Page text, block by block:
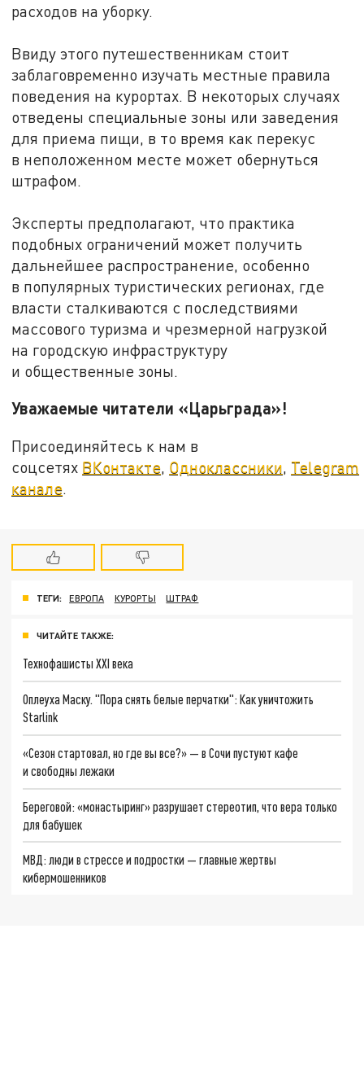
расходов на уборку.
Ввиду этого путешественникам стоит
заблаговременно изучать местные правила
поведения на курортах. В некоторых случаях
отведены специальные зоны или заведения
для приема пищи, в то время как перекус
в неположенном месте может обернуться
штрафом.
Эксперты предполагают, что практика
подобных ограничений может получить
дальнейшее распространение, особенно
в популярных туристических регионах, где
власти сталкиваются с последствиями
массового туризма и чрезмерной нагрузкой
на городскую инфраструктуру
и общественные зоны.
Уважаемые читатели «Царьграда»!
Присоединяйтесь к нам в
соцсетях ВКонтакте, Одноклассники, Telegram
канале.
ТЕГИ: ЕВРОПА КУРОРТЫ ШТРАФ
ЧИТАЙТЕ ТАКЖЕ:
Технофашисты XXI века
Оплеуха Маску. "Пора снять белые перчатки": Как уничтожить
Starlink
«Сезон стартовал, но где вы все?» — в Сочи пустуют кафе
и свободны лежаки
Береговой: «монастыринг» разрушает стереотип, что вера только
для бабушек
МВД: люди в стрессе и подростки — главные жертвы
кибермошенников